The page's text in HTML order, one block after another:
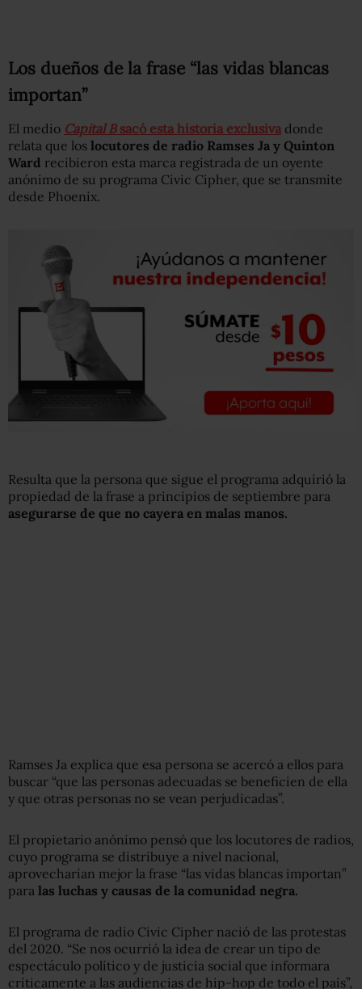
Los dueños de la frase “las vidas blancas
importan”
El medio Capital Bsacó esta historia exclusivadonde
relata que los locutores de radio Ramses Ja y Quinton
Ward recibieron esta marca registrada de un oyente
anónimo de su programa Civic Cipher, que se transmite
desde Phoenix.
Resulta que la persona que sigue el programa adquirió la
propiedad de la frase a principios de septiembre para
asegurarse de que no cayera en malas manos.
Ramses Ja explica que esa persona se acercó a ellos para
buscar “que las personas adecuadas se beneficien de ella
y que otras personas no se vean perjudicadas”.
El propietario anónimo pensó que los locutores de radios,
cuyo programa se distribuye a nivel nacional,
aprovecharían mejor la frase “las vidas blancas importan”
para las luchas y causas de la comunidad negra.
El programa de radio Civic Cipher nació de las protestas
del 2020. “Se nos ocurrió la idea de crear un tipo de
espectáculo político y de justicia social que informara
críticamente a las audiencias de hip-hop de todo el país”,